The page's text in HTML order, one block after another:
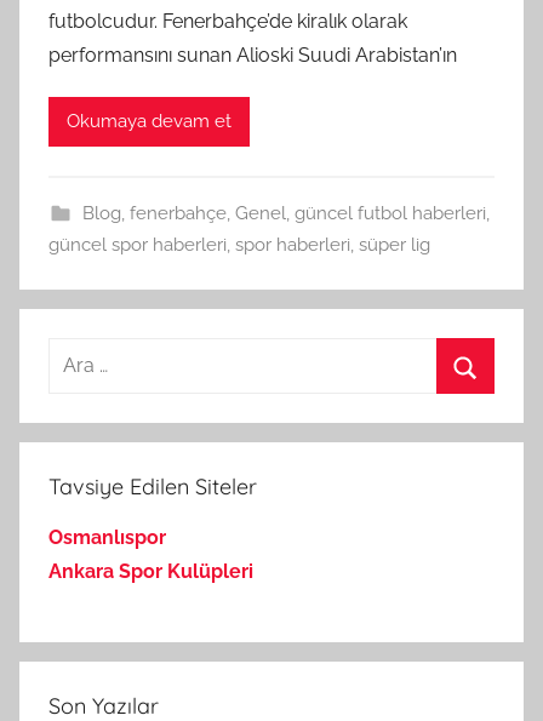
futbolcudur. Fenerbahçe’de kiralık olarak
performansını sunan Alioski Suudi Arabistan’ın
Okumaya devam et
Blog fenerbahçe, Genel güncel futbol haberleri
güncel spor haberleri spor haberleri süper lig
Arama:
Tavsiye Edilen Siteler
Osmanlıspor
Ankara Spor Kulüpleri
Son Yazılar